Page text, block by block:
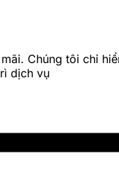
Chúng tôi chỉ
dịch vụ